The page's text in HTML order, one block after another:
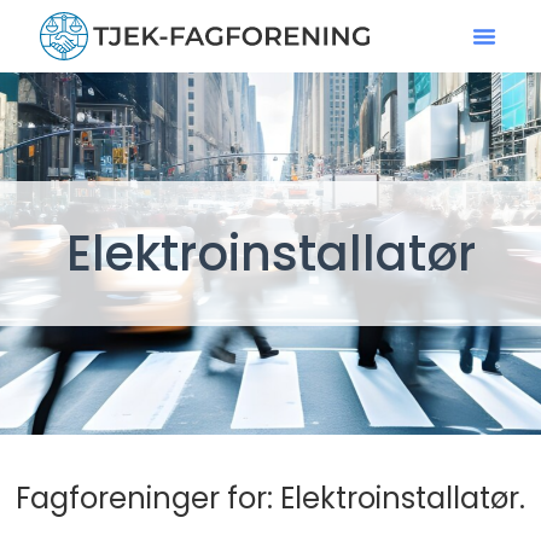
Elektroinstallatør
Fagforeninger for: Elektroinstallatør.